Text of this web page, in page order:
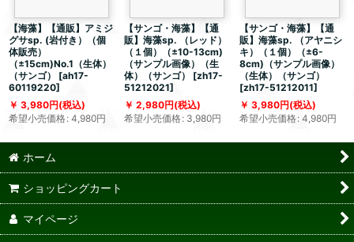
【海藻】【通販】アミジ
グサsp. (岩付き）（個
体販売）
（±15cm)No.1（生体）
（サンゴ）
[ah17-
60119220]
3,980円(税込)
希望小売価格: 4,980円
【サンゴ・海藻】【通
販】海藻sp. （レッド）
（１個）（±10-13cm)
（サンプル画像）（生
体）（サンゴ）
[zh17-
51212021]
2,980円(税込)
希望小売価格: 3,980円
【サンゴ・海藻】【通
販】海藻sp. （アヤニシ
キ）（１個）（±6-
8cm)（サンプル画像）
（生体）（サンゴ）
[zh17-51212011]
3,980円(税込)
希望小売価格: 4,980円
ホーム
ショッピングカート
マイページ